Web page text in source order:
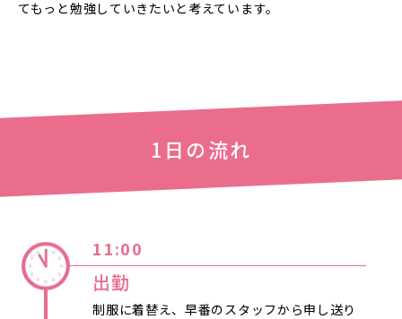
てもっと勉強していきたいと考えています。
1日の流れ
11:00
出勤
制服に着替え、早番のスタッフから申し送り